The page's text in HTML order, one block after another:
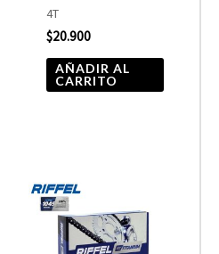
4T
$20.900
AÑADIR AL
CARRITO